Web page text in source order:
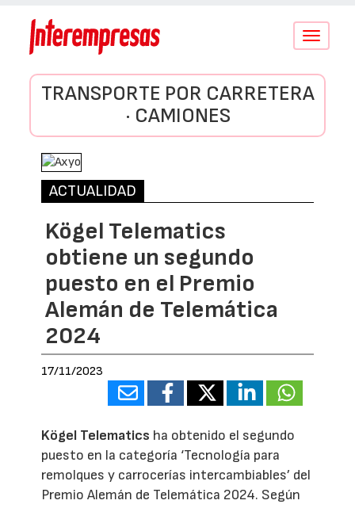
Conmutar
TRANSPORTE POR CARRETERA
· CAMIONES
ACTUALIDAD
Kögel Telematics
obtiene un segundo
puesto en el Premio
Alemán de Telemática
2024
17/11/2023
Kögel Telematics ha obtenido el segundo
puesto en la categoría ‘Tecnología para
remolques y carrocerías intercambiables’ del
Premio Alemán de Telemática 2024. Según